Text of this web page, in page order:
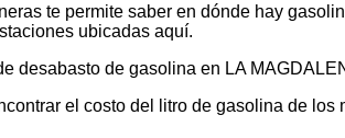
te permite saber en dónde hay
ubicadas aquí.
desabasto de gasolina en LA
el costo del litro de gasolina de